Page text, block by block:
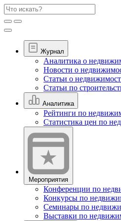
Журнал
Аналитика о
Новости о
Статьи о
Статьи по
Аналитика
Рейтинги по
Статистика цен по
Мероприятия
Конференции по
Конкурсы по
Семинары по
Выставки по